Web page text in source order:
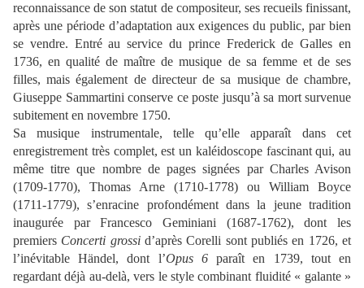
reconnaissance de son statut de compositeur, ses recueils finissant,
après une période d’adaptation aux exigences du public, par bien
se vendre. Entré au service du prince Frederick de Galles en
1736, en qualité de maître de musique de sa femme et de ses
filles, mais également de directeur de sa musique de chambre,
Giuseppe Sammartini conserve ce poste jusqu’à sa mort survenue
subitement en novembre 1750.
Sa musique instrumentale, telle qu’elle apparaît dans cet
enregistrement très complet, est un kaléidoscope fascinant qui, au
même titre que nombre de pages signées par Charles Avison
(1709-1770), Thomas Arne (1710-1778) ou William Boyce
(1711-1779), s’enracine profondément dans la jeune tradition
inaugurée par Francesco Geminiani (1687-1762), dont les
premiers Concerti grossid’après Corelli sont publiés en 1726, et
l’inévitable Händel, dont l’Opus 6paraît en 1739, tout en
regardant déjà au-delà, vers le style combinant fluidité « galante »